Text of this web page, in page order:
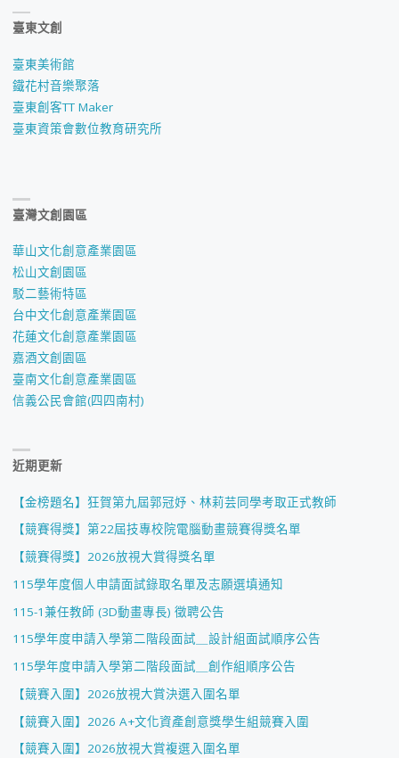
臺東文創
臺東美術館
鐵花村音樂聚落
臺東創客TT Maker
臺東資策會數位教育研究所
臺灣文創園區
華山文化創意產業園區
松山文創園區
駁二藝術特區
台中文化創意產業園區
花蓮文化創意產業園區
嘉酒文創園區
臺南文化創意產業園區
信義公民會館(四四南村)
近期更新
【金榜題名】狂賀第九屆郭冠妤、林莉芸同學考取正式教師
【競賽得獎】第22屆技專校院電腦動畫競賽得獎名單
【競賽得獎】2026放視大賞得獎名單
115學年度個人申請面試錄取名單及志願選填通知
115-1兼任教師 (3D動畫專長) 徵聘公告
115學年度申請入學第二階段面試＿設計組面試順序公告
115學年度申請入學第二階段面試＿創作組順序公告
【競賽入圍】2026放視大賞決選入圍名單
【競賽入圍】2026 A+文化資產創意獎學生組競賽入圍
【競賽入圍】2026放視大賞複選入圍名單